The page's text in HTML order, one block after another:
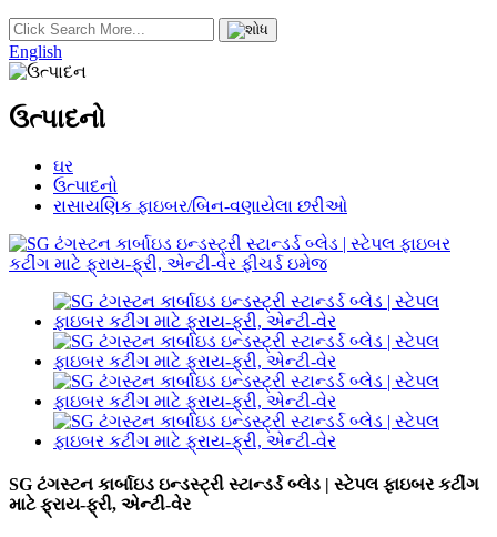
English
ઉત્પાદનો
ઘર
ઉત્પાદનો
રાસાયણિક ફાઇબર/બિન-વણાયેલા છરીઓ
SG ટંગસ્ટન કાર્બાઇડ ઇન્ડસ્ટ્રી સ્ટાન્ડર્ડ બ્લેડ | સ્ટેપલ ફાઇબર કટીંગ
માટે ફ્રાય-ફ્રી, એન્ટી-વેર